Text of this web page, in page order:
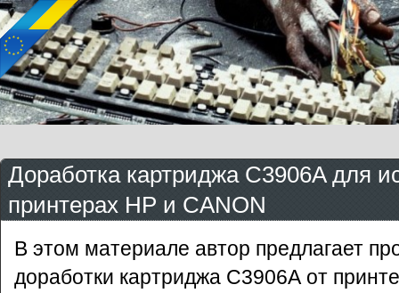
Доработка картриджа C3906A для
принтерах HP и CANON
В этом материале автор предлагает
доработки картриджа С3906А от